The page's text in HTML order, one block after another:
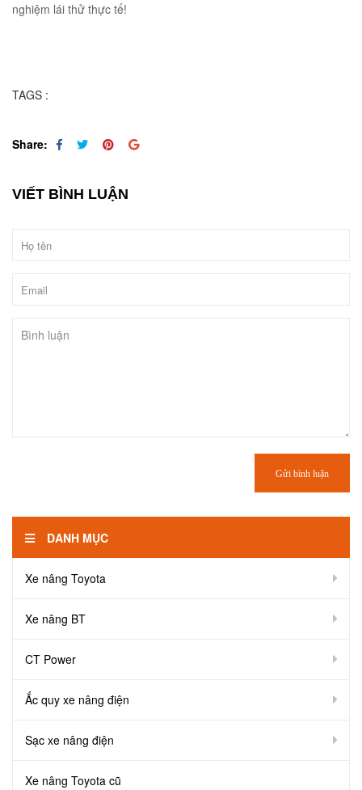
DANH MỤC
Xe nâng Toyota
Xe nâng BT
CT Power
Ắc quy xe nâng điện
Sạc xe nâng điện
Xe nâng Toyota cũ
nghiệm lái thử thực tế!
TAGS :
Share:
VIẾT BÌNH LUẬN
Gửi bình luận